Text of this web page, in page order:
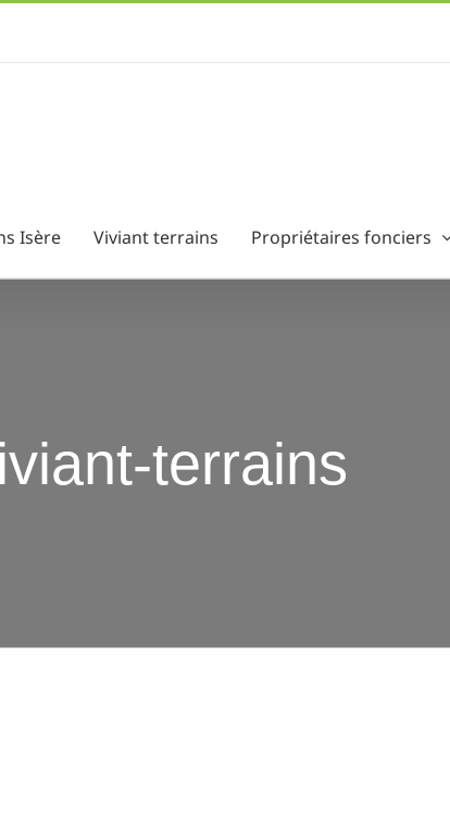
Isère Viviant terrains Propriétaires fonciers
terrains